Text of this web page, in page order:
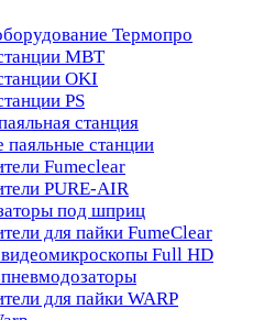
Термопро
MBT
OKI
PS
станция
станции
Fumeclear
PURE-AIR
под шприц
для пайки FumeClear
Full HD
для пайки WARP